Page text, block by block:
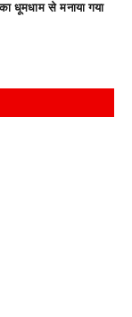
धूमधाम से मनाया गया